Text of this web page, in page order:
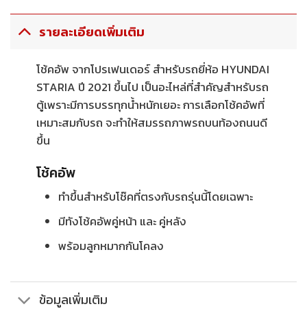
รายละเอียดเพิ่มเติม
โช้คอัพ จากโปรเฟนเดอร์ สำหรับรถยี่ห้อ HYUNDAI
STARIA ปี 2021 ขึ้นไป เป็นอะไหล่ที่สำคัญสำหรับรถ
ตู้เพราะมีการบรรทุกน้ำหนักเยอะ การเลือกโช้คอัพที่
เหมาะสมกับรถ จะทำให้สมรรถภาพรถบนท้องถนนดี
ขึ้น
โช้คอัพ
ทำขึ้นสำหรับโช๊คที่ตรงกับรถรุ่นนี้โดยเฉพาะ
มีทังโช้คอัพคู่หน้า และ คู่หลัง
พร้อมลูกหมากกันโคลง
ข้อมูลเพิ่มเติม